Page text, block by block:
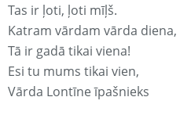
Tas ir ļoti, ļoti mīļš.
Katram vārdam vārda diena,
Tā ir gadā tikai viena!
Esi tu mums tikai vien,
Vārda Lontīne īpašnieks